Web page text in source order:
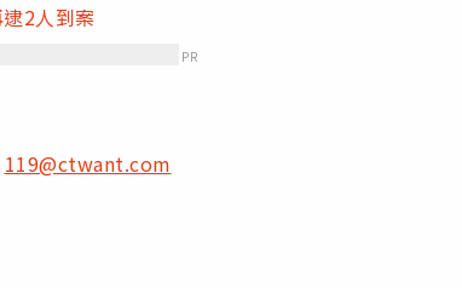
2人到案
PR
119@ctwant.com